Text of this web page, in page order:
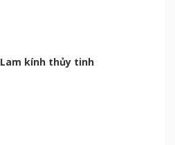
Lam kính thủy tinh